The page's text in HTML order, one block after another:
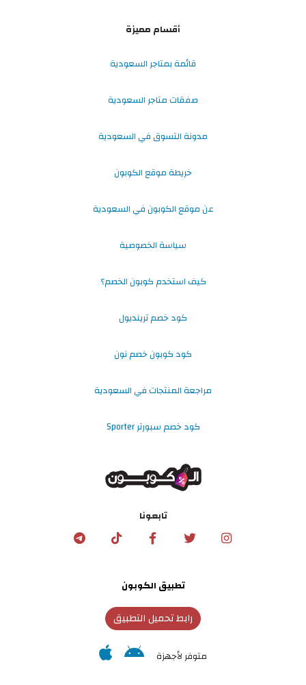
أقسام مميزة
قائمة بمتاجر السعودية
صفقات متاجر السعودية
مدونة التسوق في السعودية
خريطة موقع الكوبون
عن موقع الكوبون في السعودية
سياسة الخصوصية
كيف استخدم كوبون الخصم؟
كود خصم ترينديول
كود كوبون خصم نون
مراجعة المنتجات في السعودية
كود خصم سبورتر Sporter
تابعونا
تطبيق الكوبون
رابط تحميل التطبيق
متوفر لأجهزة